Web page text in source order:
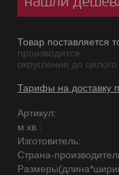
Товар поставляется
производится
округление до
Тарифы на доставку
Артикул:
м.кв.:
Изготовитель:
Страна-